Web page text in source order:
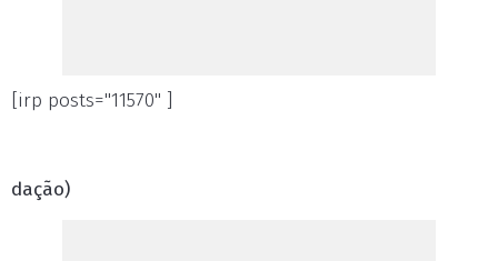
[irp posts="11570" ]
dação)